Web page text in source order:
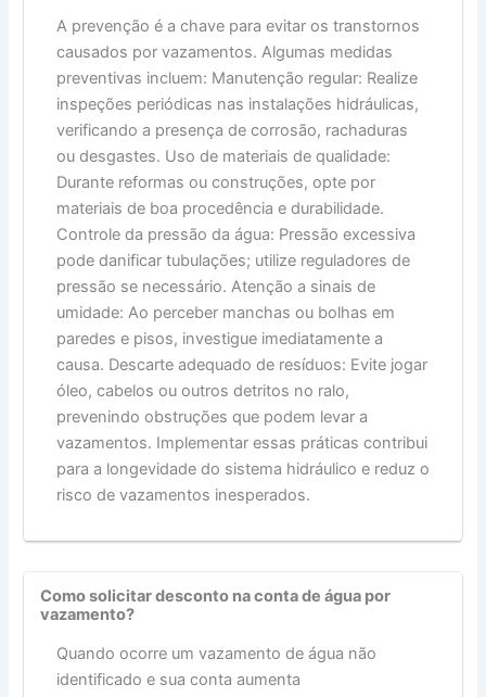
A prevenção é a chave para evitar os transtornos
causados por vazamentos. Algumas medidas
preventivas incluem: Manutenção regular: Realize
inspeções periódicas nas instalações hidráulicas,
verificando a presença de corrosão, rachaduras
ou desgastes. Uso de materiais de qualidade:
Durante reformas ou construções, opte por
materiais de boa procedência e durabilidade.
Controle da pressão da água: Pressão excessiva
pode danificar tubulações; utilize reguladores de
pressão se necessário. Atenção a sinais de
umidade: Ao perceber manchas ou bolhas em
paredes e pisos, investigue imediatamente a
causa. Descarte adequado de resíduos: Evite jogar
óleo, cabelos ou outros detritos no ralo,
prevenindo obstruções que podem levar a
vazamentos. Implementar essas práticas contribui
para a longevidade do sistema hidráulico e reduz o
risco de vazamentos inesperados.
Como solicitar desconto na conta de água por
vazamento?
Quando ocorre um vazamento de água não
identificado e sua conta aumenta